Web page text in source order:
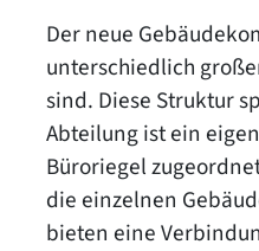
Der neue
unterschiedlich
sind. Diese Struktur
Abteilung ist ein
Büroriegel
die einzelnen
bieten eine